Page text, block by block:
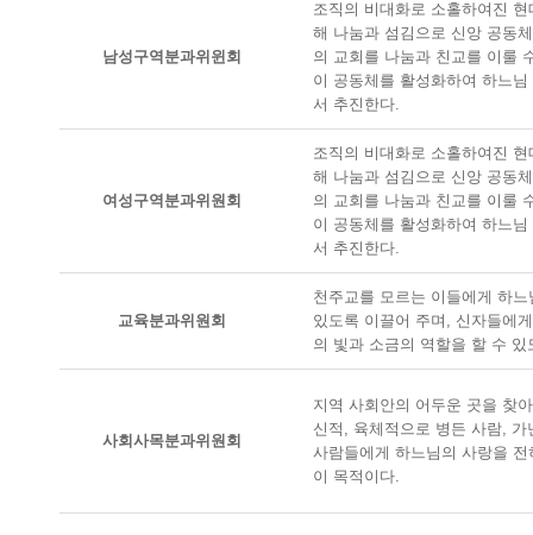
남성구역분과위윈회
조직의 비대화로 소홀하여진
해 나눔과 섬김으로 신앙 공동
의 교회를 나눔과 친교를 이룰
이 공동체를 활성화하여 하느
서 추진한다.
여성구역분과위원회
조직의 비대화로 소홀하여진
해 나눔과 섬김으로 신앙 공동
의 교회를 나눔과 친교를 이룰
이 공동체를 활성화하여 하느
서 추진한다.
교육분과위원회
천주교를 모르는 이들에게 하
있도록 이끌어 주며, 신자들에
의 빛과 소금의 역할을 할 수
사회사목분과위원회
지역 사회안의 어두운 곳을 찾
신적, 육체적으로 병든 사람,
사람들에게 하느님의 사랑을
이 목적이다.